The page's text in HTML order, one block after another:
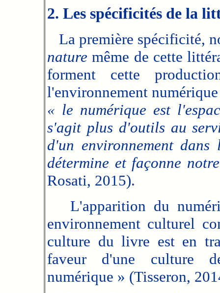
2. Les spécificités de la
La première spécificité,
nature même de cette
forment cette
l'environnement
« le numérique est
s'agit plus d'outils au
d'un environnement dans
détermine et façonne
Rosati, 2015).
L'apparition du
environnement culturel
culture du livre est en
faveur d'une culture
numérique » (Tisseron,